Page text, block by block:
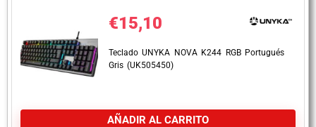
€15,10
Teclado UNYKA NOVA K244 RGB Portugués
Gris (UK505450)
AÑADIR AL CARRITO